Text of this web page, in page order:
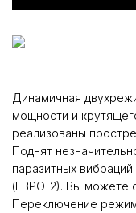
Динамичная
мощности и
реализованы
Поднят
паразитных
(ЕВРО-2). Вы можете
Переключение